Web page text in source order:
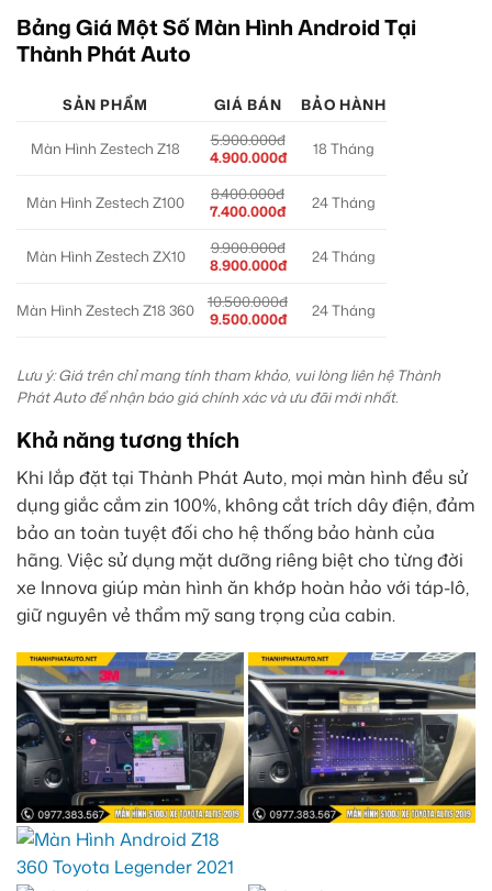
Bảng Giá Một Số Màn Hình Android Tại
Thành Phát Auto
SẢN PHẨM GIÁ BÁN BẢO HÀNH
Màn Hình Zestech Z18
5.900.000đ
4.900.000đ
18 Tháng
Màn Hình Zestech Z100
8.400.000đ
7.400.000đ
24 Tháng
Màn Hình Zestech ZX10
9.900.000đ
8.900.000đ
24 Tháng
Màn Hình Zestech Z18 360
10.500.000đ
9.500.000đ
24 Tháng
Lưu ý: Giá trên chỉ mang tính tham khảo, vui lòng liên hệ Thành
Phát Auto để nhận báo giá chính xác và ưu đãi mới nhất.
Khả năng tương thích
Khi lắp đặt tại Thành Phát Auto, mọi màn hình đều sử
dụng giắc cắm zin 100%, không cắt trích dây điện, đảm
bảo an toàn tuyệt đối cho hệ thống bảo hành của
hãng. Việc sử dụng mặt dưỡng riêng biệt cho từng đời
xe Innova giúp màn hình ăn khớp hoàn hảo với táp-lô,
giữ nguyên vẻ thẩm mỹ sang trọng của cabin.